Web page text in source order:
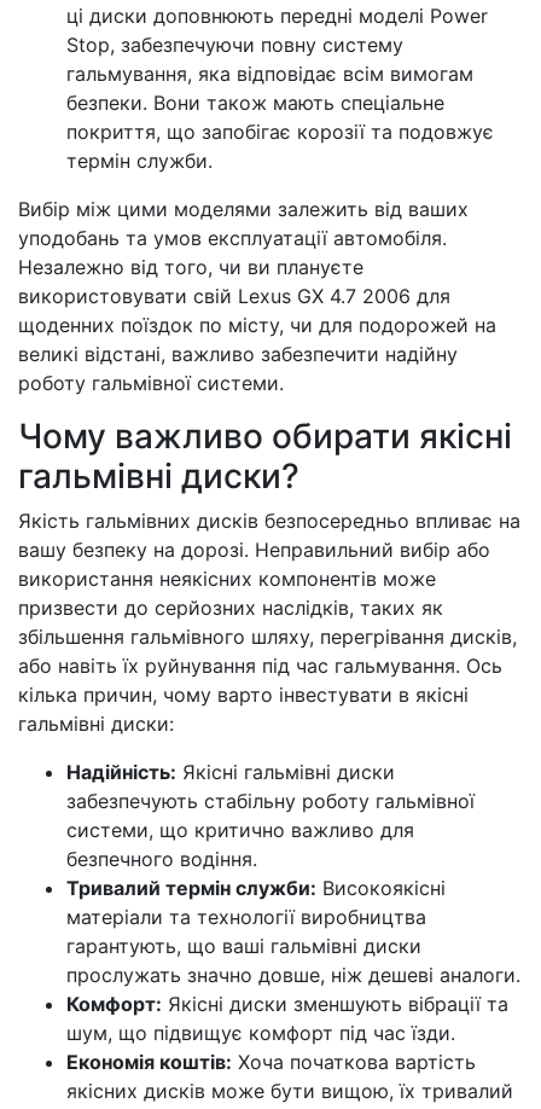
ці диски доповнюють передні моделі Power
Stop, забезпечуючи повну систему
гальмування, яка відповідає всім вимогам
безпеки. Вони також мають спеціальне
покриття, що запобігає корозії та подовжує
термін служби.
Вибір між цими моделями залежить від ваших
уподобань та умов експлуатації автомобіля.
Незалежно від того, чи ви плануєте
використовувати свій Lexus GX 4.7 2006 для
щоденних поїздок по місту, чи для подорожей на
великі відстані, важливо забезпечити надійну
роботу гальмівної системи.
Чому важливо обирати якісні
гальмівні диски?
Якість гальмівних дисків безпосередньо впливає на
вашу безпеку на дорозі. Неправильний вибір або
використання неякісних компонентів може
призвести до серйозних наслідків, таких як
збільшення гальмівного шляху, перегрівання дисків,
або навіть їх руйнування під час гальмування. Ось
кілька причин, чому варто інвестувати в якісні
гальмівні диски:
Надійність: Якісні гальмівні диски
забезпечують стабільну роботу гальмівної
системи, що критично важливо для
безпечного водіння.
Тривалий термін служби: Високоякісні
матеріали та технології виробництва
гарантують, що ваші гальмівні диски
прослужать значно довше, ніж дешеві аналоги.
Комфорт: Якісні диски зменшують вібрації та
шум, що підвищує комфорт під час їзди.
Економія коштів: Хоча початкова вартість
якісних дисків може бути вищою, їх тривалий